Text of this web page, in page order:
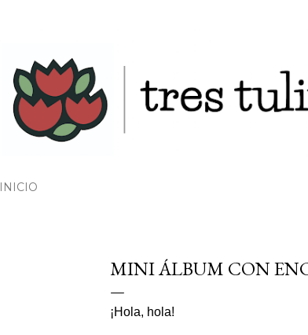
INICIO
MINI ÁLBUM CON
¡Hola, hola!